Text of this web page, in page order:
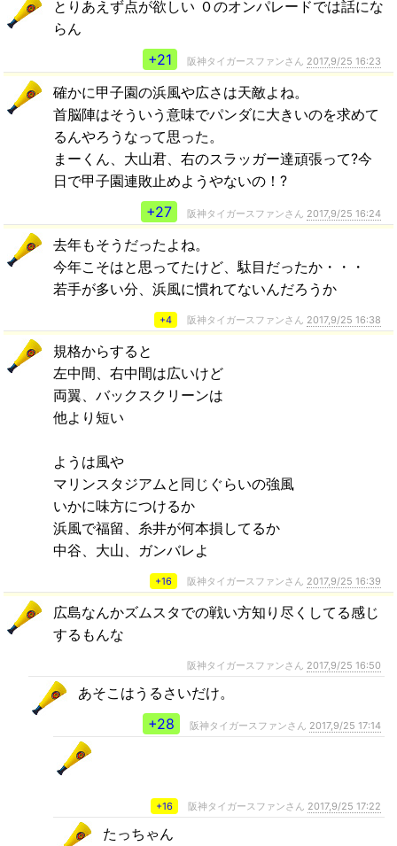
とりあえず点が欲しい ０のオンパレードでは話にな
らん
+21
阪神タイガースファンさん 2017,9/25 16:23
確かに甲子園の浜風や広さは天敵よね。
首脳陣はそういう意味でパンダに大きいのを求めて
るんやろうなって思った。
まーくん、大山君、右のスラッガー達頑張って?今
日で甲子園連敗止めようやないの！?
+27
阪神タイガースファンさん 2017,9/25 16:24
去年もそうだったよね。
今年こそはと思ってたけど、駄目だったか・・・
若手が多い分、浜風に慣れてないんだろうか
+4 阪神タイガースファンさん 2017,9/25 16:38
規格からすると
左中間、右中間は広いけど
両翼、バックスクリーンは
他より短い
ようは風や
マリンスタジアムと同じぐらいの強風
いかに味方につけるか
浜風で福留、糸井が何本損してるか
中谷、大山、ガンバレよ
+16 阪神タイガースファンさん 2017,9/25 16:39
広島なんかズムスタでの戦い方知り尽くしてる感じ
するもんな
阪神タイガースファンさん 2017,9/25 16:50
あそこはうるさいだけ。
+28
阪神タイガースファンさん 2017,9/25 17:14
+16 阪神タイガースファンさん 2017,9/25 17:22
たっちゃん